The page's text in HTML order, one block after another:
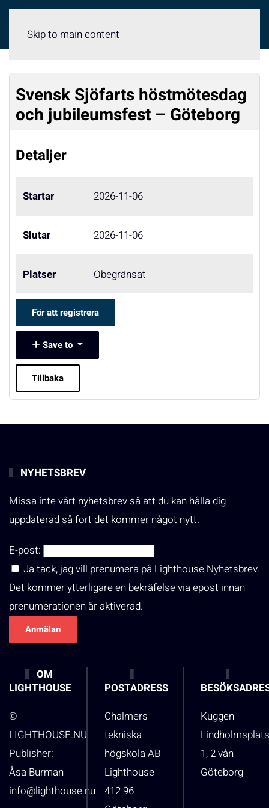
Skip to main content
Svensk Sjöfarts höstmötesdag
och jubileumsfest – Göteborg
Detaljer
Startar 2026-11-06
Slutar 2026-11-06
Platser Obegränsat
För att registrera
Save to
Tillbaka
NYHETSBREV
Missa inte vårt nyhetsbrev så att du kan hålla dig
uppdaterad så fort det kommer något nytt.
E-post:
Ja tack, jag vill prenumera på Lighthouse Nyhetsbrev.
Det kommer ytterligare en bekräfelse via epost innan
prenumerationen är aktiverad.
OM
LIGHTHOUSE
©
LIGHTHOUSE.NU
Publisher:
Åsa Burman
info@lighthouse.nu
POSTADRESS
Chalmers
tekniska
högskola AB
Lighthouse
412 96
Kuggen
1, 2 vån
Göteborg